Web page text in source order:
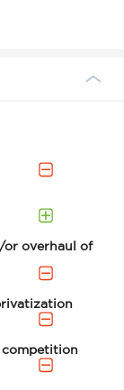
or overhaul of
competition